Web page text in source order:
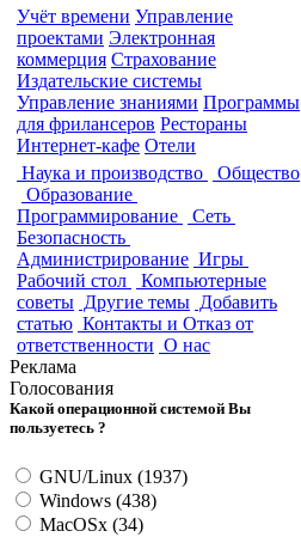
Учёт времени Управление
проектами Электронная
коммерция Страхование
Издательские системы
Управление знаниями Программы
для фрилансеров Рестораны
Интернет-кафе Отели
Наука и производство
Общество
Образование
Программирование
Сеть
Безопасность
Администрирование Игры
Рабочий стол
Компьютерные
советы Другие темы Добавить
статью Контакты и Отказ от
ответственности О нас
Реклама
Голосования
Какой операционной системой Вы
пользуетесь ?
GNU/Linux (1937)
Windows (438)
MacOSx (34)